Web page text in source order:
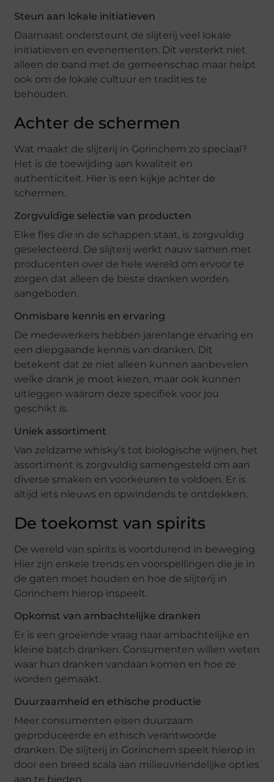
Steun aan lokale initiatieven
Daarnaast ondersteunt de slijterij veel lokale
initiatieven en evenementen. Dit versterkt niet
alleen de band met de gemeenschap maar helpt
ook om de lokale cultuur en tradities te
behouden.
Achter de schermen
Wat maakt de slijterij in Gorinchem zo speciaal?
Het is de toewijding aan kwaliteit en
authenticiteit. Hier is een kijkje achter de
schermen.
Zorgvuldige selectie van producten
Elke fles die in de schappen staat, is zorgvuldig
geselecteerd. De slijterij werkt nauw samen met
producenten over de hele wereld om ervoor te
zorgen dat alleen de beste dranken worden
aangeboden.
Onmisbare kennis en ervaring
De medewerkers hebben jarenlange ervaring en
een diepgaande kennis van dranken. Dit
betekent dat ze niet alleen kunnen aanbevelen
welke drank je moet kiezen, maar ook kunnen
uitleggen waarom deze specifiek voor jou
geschikt is.
Uniek assortiment
Van zeldzame whisky’s tot biologische wijnen, het
assortiment is zorgvuldig samengesteld om aan
diverse smaken en voorkeuren te voldoen. Er is
altijd iets nieuws en opwindends te ontdekken.
De toekomst van spirits
De wereld van spirits is voortdurend in beweging.
Hier zijn enkele trends en voorspellingen die je in
de gaten moet houden en hoe de slijterij in
Gorinchem hierop inspeelt.
Opkomst van ambachtelijke dranken
Er is een groeiende vraag naar ambachtelijke en
kleine batch dranken. Consumenten willen weten
waar hun dranken vandaan komen en hoe ze
worden gemaakt.
Duurzaamheid en ethische productie
Meer consumenten eisen duurzaam
geproduceerde en ethisch verantwoorde
dranken. De slijterij in Gorinchem speelt hierop in
door een breed scala aan milieuvriendelijke opties
aan te bieden.